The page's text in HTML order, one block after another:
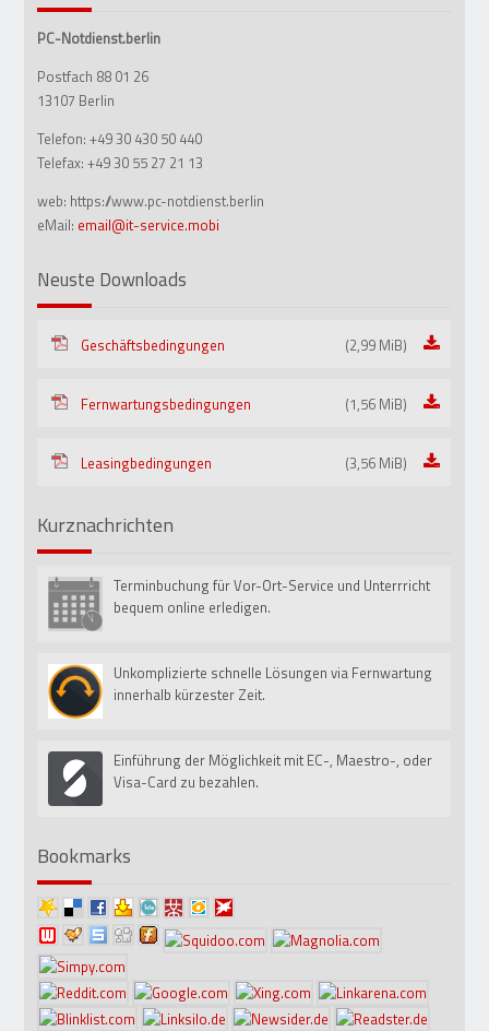
PC-Notdienst.berlin
Postfach 88 01 26
13107 Berlin
Telefon:+49 30 430 50 440
Telefax:+49 30 55 27 21 13
web: https://www.pc-notdienst.berlin
eMail: email@it-service.mobi
Neuste Downloads
Geschäftsbedingungen (2,99 MiB)
Fernwartungsbedingungen (1,56 MiB)
Leasingbedingungen (3,56 MiB)
Kurznachrichten
15Mai
Terminbuchung für Vor-Ort-Service und Unterrricht
bequem online erledigen.
01Jan
Unkomplizierte schnelle Lösungen via Fernwartung
innerhalb kürzester Zeit.
01Sep
Einführung der Möglichkeit mit EC-, Maestro-, oder
Visa-Card zu bezahlen.
Bookmarks